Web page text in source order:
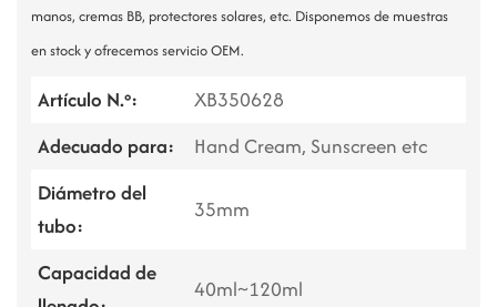
manos, cremas BB, protectores solares, etc. Disponemos de muestras
en stock y ofrecemos servicio OEM.
Artículo N.º:
XB350628
Adecuado para:
Hand Cream, Sunscreen etc
Diámetro del
tubo:
35mm
Capacidad de
40ml~120ml